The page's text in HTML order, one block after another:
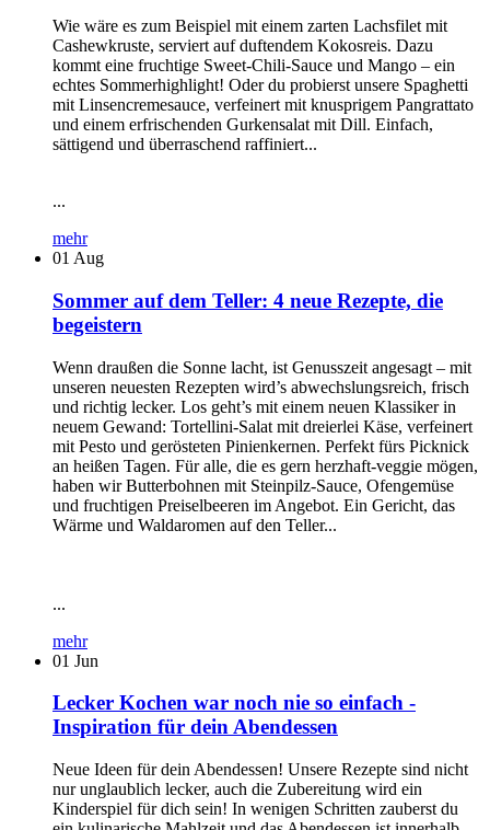
Wie wäre es zum Beispiel mit einem zarten Lachsfilet mit
Cashewkruste, serviert auf duftendem Kokosreis. Dazu
kommt eine fruchtige Sweet-Chili-Sauce und Mango – ein
echtes Sommerhighlight! Oder du probierst unsere Spaghetti
mit Linsencremesauce, verfeinert mit knusprigem Pangrattato
und einem erfrischenden Gurkensalat mit Dill. Einfach,
sättigend und überraschend raffiniert...
...
mehr
01 Aug
Sommer auf dem Teller: 4 neue Rezepte, die
begeistern
Wenn draußen die Sonne lacht, ist Genusszeit angesagt – mit
unseren neuesten Rezepten wird’s abwechslungsreich, frisch
und richtig lecker. Los geht’s mit einem neuen Klassiker in
neuem Gewand: Tortellini-Salat mit dreierlei Käse, verfeinert
mit Pesto und gerösteten Pinienkernen. Perfekt fürs Picknick
an heißen Tagen. Für alle, die es gern herzhaft-veggie mögen,
haben wir Butterbohnen mit Steinpilz-Sauce, Ofengemüse
und fruchtigen Preiselbeeren im Angebot. Ein Gericht, das
Wärme und Waldaromen auf den Teller...
...
mehr
01 Jun
Lecker Kochen war noch nie so einfach -
Inspiration für dein Abendessen
Neue Ideen für dein Abendessen! Unsere Rezepte sind nicht
nur unglaublich lecker, auch die Zubereitung wird ein
Kinderspiel für dich sein! In wenigen Schritten zauberst du